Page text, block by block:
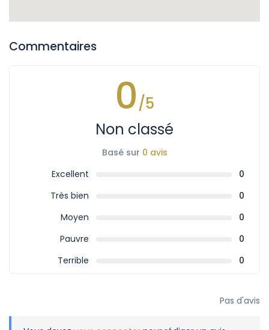
Commentaires
0/5
Non classé
Basé sur 0 avis
Excellent
0
Très bien
0
Moyen
0
Pauvre
0
Terrible
0
Pas d'avis